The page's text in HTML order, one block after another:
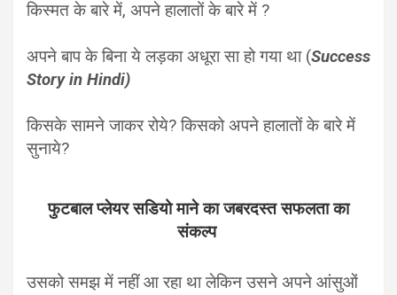
किस्मत के बारे में, अपने हालातों के बारे में ?
अपने बाप के बिना ये लड़का अधूरा सा हो गया था (Success
Story in Hindi)
किसके सामने जाकर रोये? किसको अपने हालातों के बारे में
सुनाये?
फुटबाल प्लेयर सडियो माने का जबरदस्त सफलता का
संकल्प
उसको समझ में नहीं आ रहा था लेकिन उसने अपने आंसुओं